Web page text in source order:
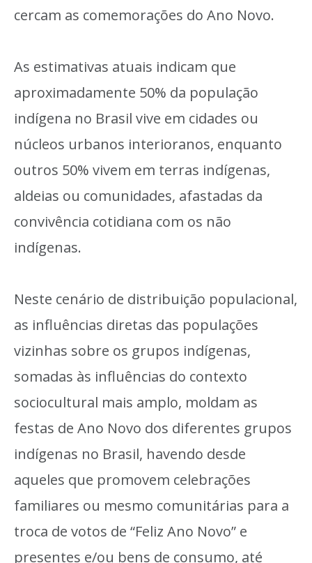
cercam as comemorações do Ano Novo.
As estimativas atuais indicam que
aproximadamente 50% da população
indígena no Brasil vive em cidades ou
núcleos urbanos interioranos, enquanto
outros 50% vivem em terras indígenas,
aldeias ou comunidades, afastadas da
convivência cotidiana com os não
indígenas.
Neste cenário de distribuição populacional,
as influências diretas das populações
vizinhas sobre os grupos indígenas,
somadas às influências do contexto
sociocultural mais amplo, moldam as
festas de Ano Novo dos diferentes grupos
indígenas no Brasil, havendo desde
aqueles que promovem celebrações
familiares ou mesmo comunitárias para a
troca de votos de “Feliz Ano Novo” e
presentes e/ou bens de consumo, até